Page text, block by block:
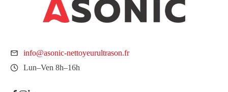
info@asonic-nettoyeurultrason.fr
Lun–Ven 8h–16h